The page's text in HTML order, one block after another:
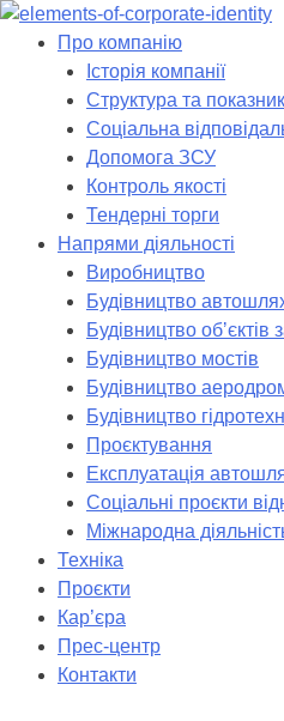
Skip
Про компанію
Історія компанії
Структура та
Соціальна
Допомога ЗСУ
Контроль якості
Тендерні торги
Напрями діяльності
Виробництво
Будівництво
Будівництво обʼєктів
Будівництво мостів
Будівництво
Будівництво
Проєктування
Експлуатація
Соціальні проєкти
Міжнародна
Техніка
Проєкти
Кар’єра
Прес-центр
Контакти